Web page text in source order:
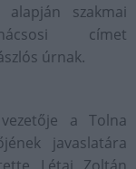
alapján szakmai
címet
úrnak.
a Tolna
javaslatára